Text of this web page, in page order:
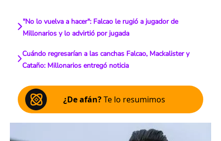
"No lo vuelva a hacer": Falcao le rugió a jugador de
Millonarios y lo advirtió por jugada
Cuándo regresarían a las canchas Falcao, Mackalister y
Cataño: Millonarios entregó noticia
¿De afán?Te lo resumimos